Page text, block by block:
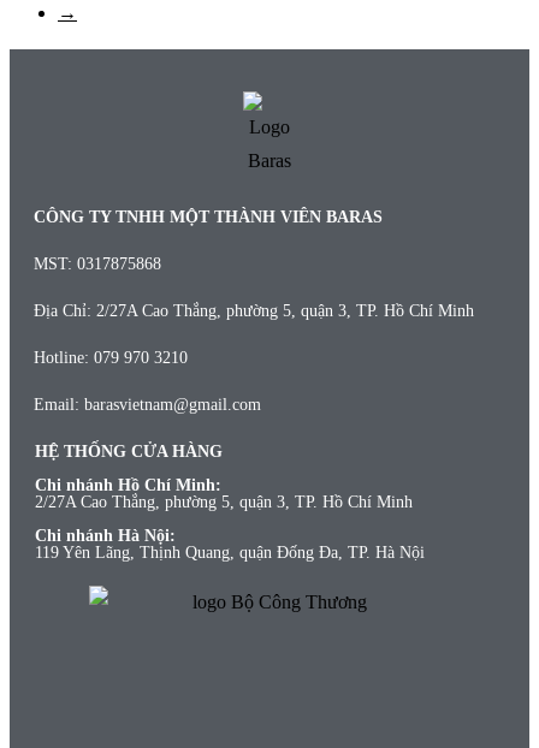
→
CÔNG TY TNHH MỘT THÀNH VIÊN BARAS
MST: 0317875868
Địa Chỉ: 2/27A Cao Thắng, phường 5, quận 3, TP. Hồ Chí Minh
Hotline: 079 970 3210
Email: barasvietnam@gmail.com
HỆ THỐNG CỬA HÀNG
Chi nhánh Hồ Chí Minh:
2/27A Cao Thắng, phường 5, quận 3, TP. Hồ Chí Minh
Chi nhánh Hà Nội:
119 Yên Lãng, Thịnh Quang, quận Đống Đa, TP. Hà Nội